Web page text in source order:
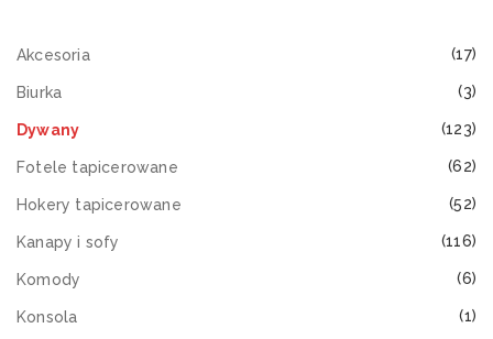
Akcesoria (17)
Biurka (3)
Dywany (123)
Fotele tapicerowane (62)
Hokery tapicerowane (52)
Kanapy i sofy (116)
Komody (6)
Konsola (1)